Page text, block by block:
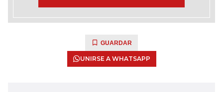
GUARDAR
UNIRSE A WHATSAPP